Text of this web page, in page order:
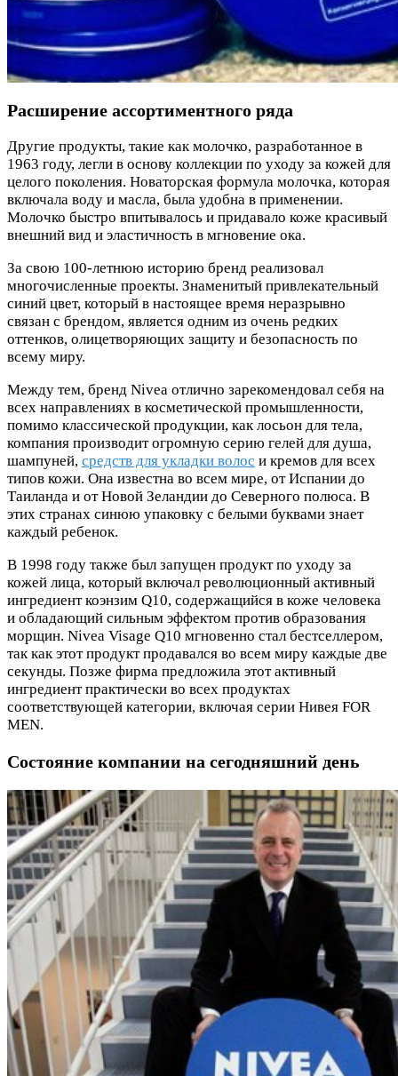
Расширение ассортиментного ряда
Другие продукты, такие как молочко, разработанное в
1963 году, легли в основу коллекции по уходу за кожей для
целого поколения. Новаторская формула молочка, которая
включала воду и масла, была удобна в применении.
Молочко быстро впитывалось и придавало коже красивый
внешний вид и эластичность в мгновение ока.
За свою 100-летнюю историю бренд реализовал
многочисленные проекты. Знаменитый привлекательный
синий цвет, который в настоящее время неразрывно
связан с брендом, является одним из очень редких
оттенков, олицетворяющих защиту и безопасность по
всему миру.
Между тем, бренд Nivea отлично зарекомендовал себя на
всех направлениях в косметической промышленности,
помимо классической продукции, как лосьон для тела,
компания производит огромную серию гелей для душа,
шампуней, средств для укладки волос и кремов для всех
типов кожи. Она известна во всем мире, от Испании до
Таиланда и от Новой Зеландии до Северного полюса. В
этих странах синюю упаковку с белыми буквами знает
каждый ребенок.
В 1998 году также был запущен продукт по уходу за
кожей лица, который включал революционный активный
ингредиент коэнзим Q10, содержащийся в коже человека
и обладающий сильным эффектом против образования
морщин. Nivea Visage Q10 мгновенно стал бестселлером,
так как этот продукт продавался во всем миру каждые две
секунды. Позже фирма предложила этот активный
ингредиент практически во всех продуктах
соответствующей категории, включая серии Нивея FOR
MEN.
Состояние компании на сегодняшний день